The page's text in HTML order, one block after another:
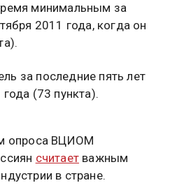
минимальным за
2011 года, когда он
за последние пять лет
(73 пункта).
опроса ВЦИОМ
считает важным
в стране.